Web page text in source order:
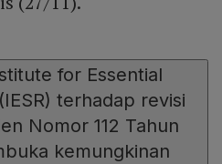
for Essential
terhadap revisi
Nomor 112 Tahun
kemungkinan